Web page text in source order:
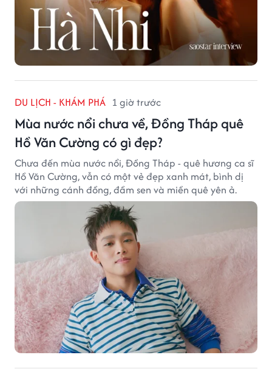
DU LỊCH - KHÁM PHÁ 1 giờ trước
Mùa nước nổi chưa về, Đồng Tháp quê
Hồ Văn Cường có gì đẹp?
Chưa đến mùa nước nổi, Đồng Tháp - quê hương ca sĩ
Hồ Văn Cường, vẫn có một vẻ đẹp xanh mát, bình dị
với những cánh đồng, đầm sen và miền quê yên ả.